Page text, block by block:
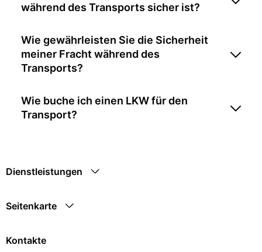
während des Transports sicher ist?
Wie gewährleisten Sie die Sicherheit
meiner Fracht während des
Transports?
Wie buche ich einen LKW für den
Transport?
Dienstleistungen
Seitenkarte
Kontakte